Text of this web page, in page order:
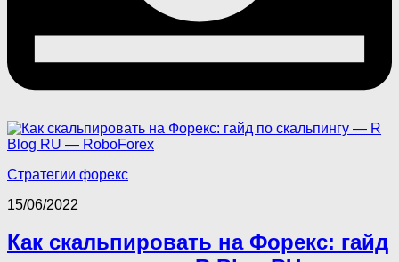
Стратегии форекс
15/06/2022
Как скальпировать на Форекс: гайд